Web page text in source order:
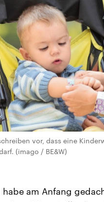
vor, dass eine
(imago / BE&W)
am Anfang